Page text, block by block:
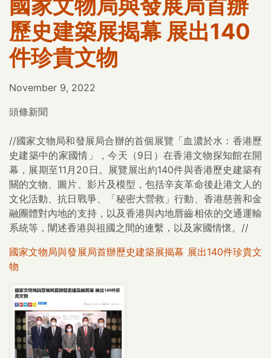
國家文物局與發展局首辦
歷史建築展揭幕 展出140
件珍貴文物
November 9, 2022
頭條新聞
//國家文物局和發展局合辦的首個展覽「血濃於水：香港歷
史建築中的家國情」，今天（9日）在香港文物探知館在開
幕，展期至11月20日。展覽展出約140件與香港歷史建築有
關的文物、圖片、影片及模型，包括辛亥革命後赴港文人的
文化活動、抗日戰爭、「秘密大營救」行動、香港慈善和金
融團體對內地的支持，以及香港與內地唇齒相依的交通運輸
系統等，闡述香港與祖國之間的連繫，以及家國情懷。//
國家文物局與發展局首辦歷史建築展揭幕 展出140件珍貴文
物